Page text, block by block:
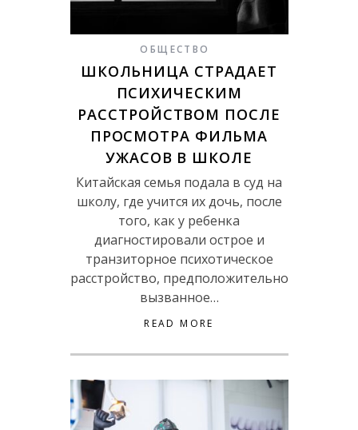
ОБЩЕСТВО
ШКОЛЬНИЦА СТРАДАЕТ
ПСИХИЧЕСКИМ
РАССТРОЙСТВОМ ПОСЛЕ
ПРОСМОТРА ФИЛЬМА
УЖАСОВ В ШКОЛЕ
Китайская семья подала в суд на
школу, где учится их дочь, после
того, как у ребенка
диагностировали острое и
транзиторное психотическое
расстройство, предположительно
вызванное…
READ MORE